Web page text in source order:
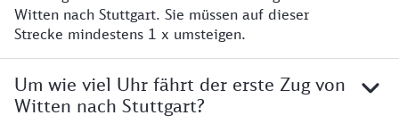
Witten nach Stuttgart. Sie müssen auf dieser
Strecke mindestens 1 x umsteigen.
Um wie viel Uhr fährt der erste Zug von
Witten nach Stuttgart?